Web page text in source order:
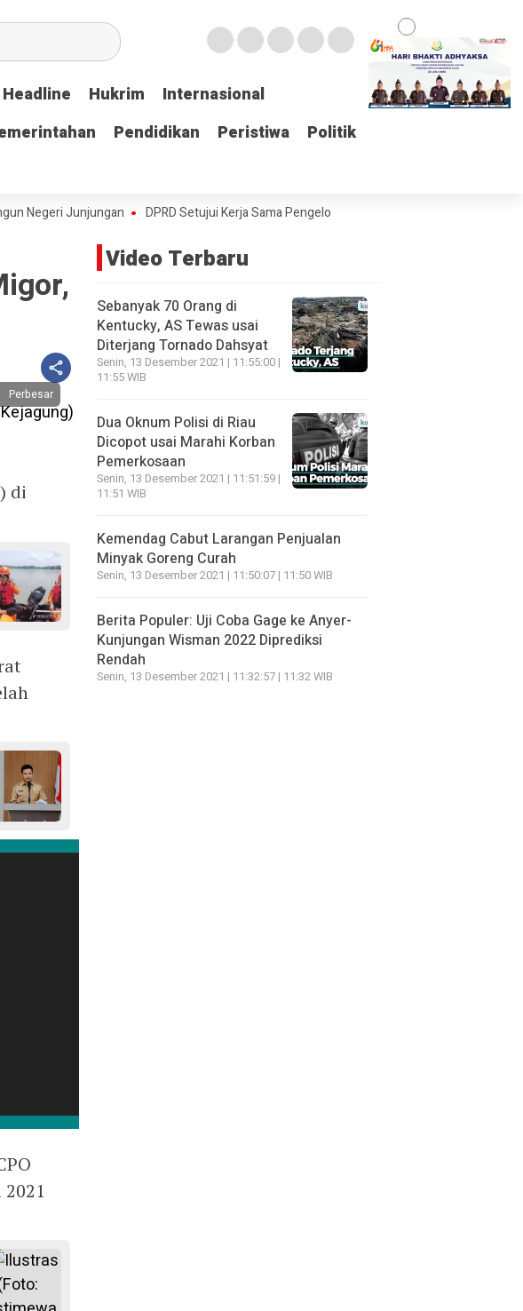
Headline Hukrim
Internasional
Pendidikan Peristiwa
Politik
Headline Hukrim
Internasional
Pendidikan Peristiwa
Politik
Junjungan DPRD Setujui Kerja Sama Pengelolaan E-Ticketing Ro-Ro Air Putih–Sungai
Perbesar
di
Video Terbaru
Sebanyak 70 Orang di
Kentucky, AS Tewas usai
Diterjang Tornado Dahsyat
Senin, 13 Desember 2021 | 11:55:00 |
11:55 WIB
Dua Oknum Polisi di Riau
Dicopot usai Marahi Korban
Pemerkosaan
Senin, 13 Desember 2021 | 11:51:59 |
11:51 WIB
Kemendag Cabut Larangan Penjualan
Minyak Goreng Curah
Senin, 13 Desember 2021 | 11:50:07 | 11:50 WIB
Berita Populer: Uji Coba Gage ke Anyer-
Kunjungan Wisman 2022 Diprediksi
Rendah
Senin, 13 Desember 2021 | 11:32:57 | 11:32 WIB